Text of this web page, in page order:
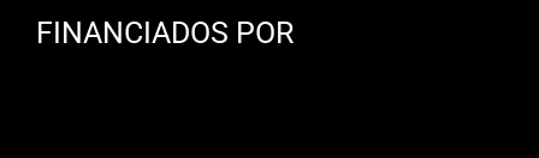
FINANCIADOS POR